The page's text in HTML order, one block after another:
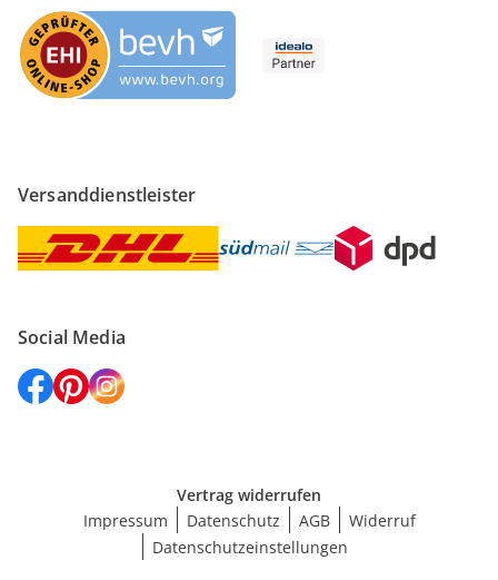
Versanddienstleister
Social Media
Vertrag widerrufen
Impressum
Datenschutz AGB
Widerruf
Datenschutzeinstellungen